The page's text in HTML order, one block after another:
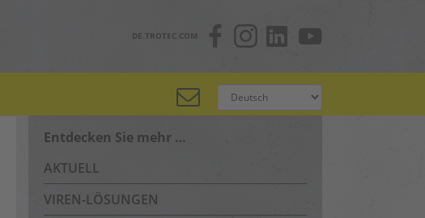
DE.TROTEC.COM
Entdecken Sie mehr …
AKTUELL
VIREN-LÖSUNGEN